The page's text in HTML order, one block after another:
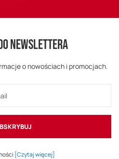
NEWSLETTERA
o nowościach i promocjach.
[Czytaj więcej]